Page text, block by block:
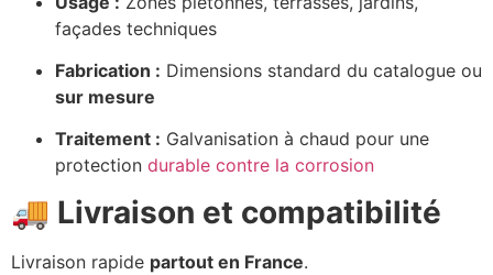
façades techniques
Fabrication : Dimensions standard du catalogue ou
sur mesure
Traitement : Galvanisation à chaud pour une
protection durable contre la corrosion
🚚 Livraison et compatibilité
Livraison rapide partout en France.